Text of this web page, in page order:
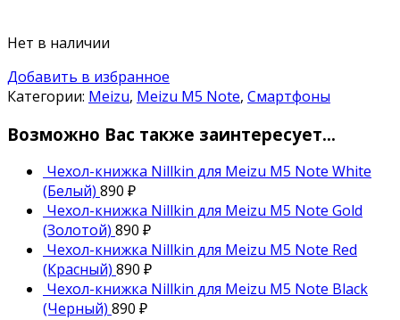
Нет в наличии
Добавить в избранное
Категории: Meizu, Meizu M5 Note, Смартфоны
Возможно Вас также заинтересует…
Чехол-книжка Nillkin для Meizu M5 Note White
(Белый) 890 ₽
Чехол-книжка Nillkin для Meizu M5 Note Gold
(Золотой) 890 ₽
Чехол-книжка Nillkin для Meizu M5 Note Red
(Красный) 890 ₽
Чехол-книжка Nillkin для Meizu M5 Note Black
(Черный) 890 ₽